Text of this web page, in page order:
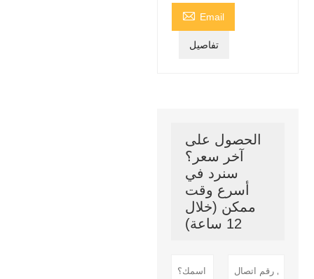
 Email
تفاصيل
الحصول على
آخر سعر؟
سنرد في
أسرع وقت
ممكن (خلال
12 ساعة)